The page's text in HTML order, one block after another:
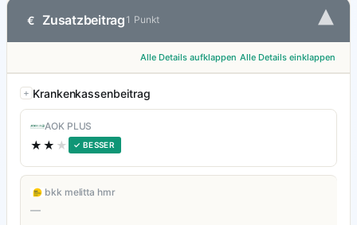
€ Zusatzbeitrag 1 Punkt ▾
Alle Details aufklappen Alle Details einklappen
Krankenkassenbeitrag
AOK PLUS
★★ ★ ✓ BESSER
bkk melitta hmr
—